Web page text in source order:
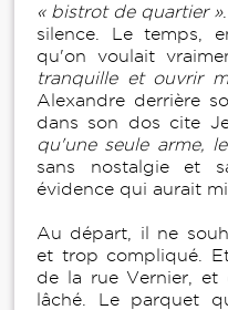
« bistrot de quartier »
silence. Le temps,
qu'on voulait
tranquille et ouvrir
Alexandre derrière
dans son dos cite
qu'une seule arme,
sans nostalgie et
évidence qui aurait
Au départ, il ne
et trop compliqué.
de la rue Vernier, et
lâché. Le parquet